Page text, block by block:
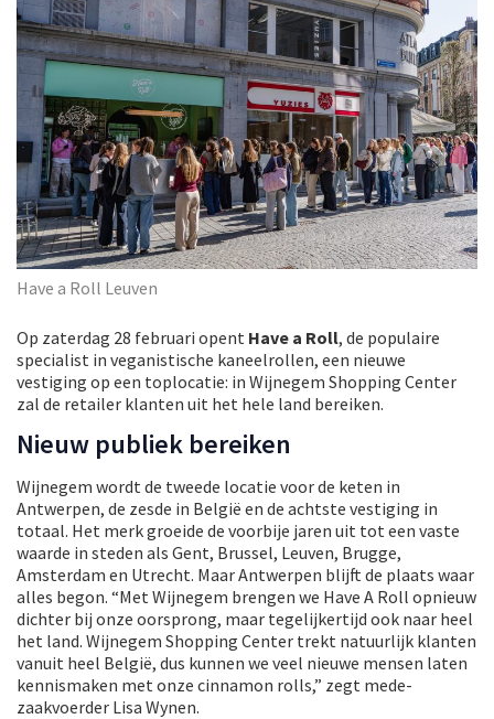
Have a Roll Leuven
Op zaterdag 28 februari opent Have a Roll, de populaire
specialist in veganistische kaneelrollen, een nieuwe
vestiging op een toplocatie: in Wijnegem Shopping Center
zal de retailer klanten uit het hele land bereiken.
Nieuw publiek bereiken
Wijnegem wordt de tweede locatie voor de keten in
Antwerpen, de zesde in België en de achtste vestiging in
totaal. Het merk groeide de voorbije jaren uit tot een vaste
waarde in steden als Gent, Brussel, Leuven, Brugge,
Amsterdam en Utrecht. Maar Antwerpen blijft de plaats waar
alles begon. “Met Wijnegem brengen we Have A Roll opnieuw
dichter bij onze oorsprong, maar tegelijkertijd ook naar heel
het land. Wijnegem Shopping Center trekt natuurlijk klanten
vanuit heel België, dus kunnen we veel nieuwe mensen laten
kennismaken met onze cinnamon rolls,” zegt mede-
zaakvoerder Lisa Wynen.